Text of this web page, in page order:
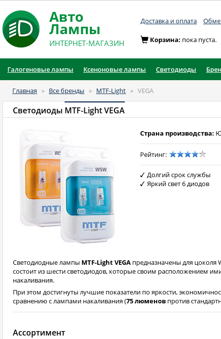
Авто
Лампы
ИНТЕРНЕТ-МАГАЗИН
Доставка и оплата
Корзина: пока пуста.
Галогеновые лампы Ксеноновые лампы Светодиоды
Главная » Все бренды » MTF-Light » VEGA
Светодиоды MTF-Light VEGA
Страна производства:
Рейтинг:
Долгий срок службы
Яркий свет 6 диодов
Светодиодные лампы MTF-Light VEGA предназначены для цоколя
состоит из шести светодиодов, которые своим расположением
накаливания.
При этом достигнуты лучшие показатели по яркости,
сравнению с лампами накаливания (75 люменов против
Ассортимент